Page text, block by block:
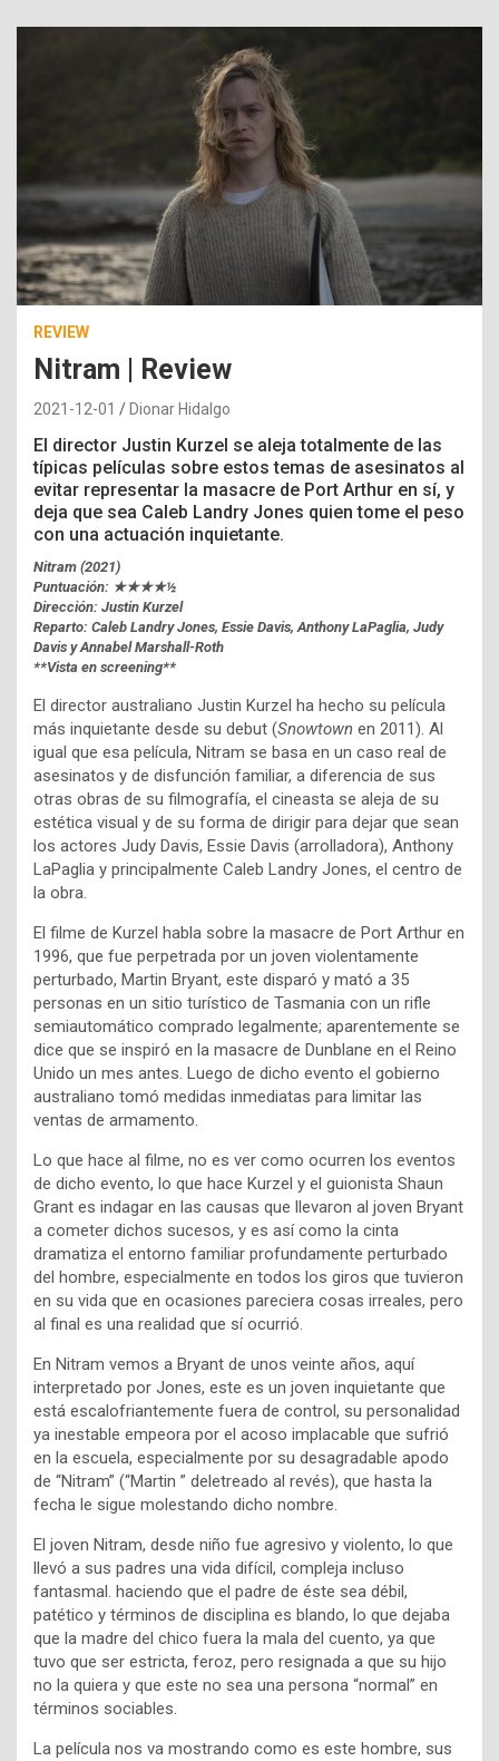
REVIEW
Nitram | Review
2021-12-01 Dionar Hidalgo
El director Justin Kurzel se aleja totalmente de las
típicas películas sobre estos temas de asesinatos al
evitar representar la masacre de Port Arthur en sí, y
deja que sea Caleb Landry Jones quien tome el peso
con una actuación inquietante.
Nitram (2021)
Puntuación: ★★★★½
Dirección: Justin Kurzel
Reparto: Caleb Landry Jones, Essie Davis, Anthony LaPaglia, Judy
Davis y Annabel Marshall-Roth
**Vista en screening**
El director australiano Justin Kurzel ha hecho su película
más inquietante desde su debut (Snowtown en 2011). Al
igual que esa película, Nitram se basa en un caso real de
asesinatos y de disfunción familiar, a diferencia de sus
otras obras de su filmografía, el cineasta se aleja de su
estética visual y de su forma de dirigir para dejar que sean
los actores Judy Davis, Essie Davis (arrolladora), Anthony
LaPaglia y principalmente Caleb Landry Jones, el centro de
la obra.
El filme de Kurzel habla sobre la masacre de Port Arthur en
1996, que fue perpetrada por un joven violentamente
perturbado, Martin Bryant, este disparó y mató a 35
personas en un sitio turístico de Tasmania con un rifle
semiautomático comprado legalmente; aparentemente se
dice que se inspiró en la masacre de Dunblane en el Reino
Unido un mes antes. Luego de dicho evento el gobierno
australiano tomó medidas inmediatas para limitar las
ventas de armamento.
Lo que hace al filme, no es ver como ocurren los eventos
de dicho evento, lo que hace Kurzel y el guionista Shaun
Grant es indagar en las causas que llevaron al joven Bryant
a cometer dichos sucesos, y es así como la cinta
dramatiza el entorno familiar profundamente perturbado
del hombre, especialmente en todos los giros que tuvieron
en su vida que en ocasiones pareciera cosas irreales, pero
al final es una realidad que sí ocurrió.
En Nitram vemos a Bryant de unos veinte años, aquí
interpretado por Jones, este es un joven inquietante que
está escalofriantemente fuera de control, su personalidad
ya inestable empeora por el acoso implacable que sufrió
en la escuela, especialmente por su desagradable apodo
de “Nitram” (“Martin ” deletreado al revés), que hasta la
fecha le sigue molestando dicho nombre.
El joven Nitram, desde niño fue agresivo y violento, lo que
llevó a sus padres una vida difícil, compleja incluso
fantasmal. haciendo que el padre de éste sea débil,
patético y términos de disciplina es blando, lo que dejaba
que la madre del chico fuera la mala del cuento, ya que
tuvo que ser estricta, feroz, pero resignada a que su hijo
no la quiera y que este no sea una persona “normal” en
términos sociables.
La película nos va mostrando como es este hombre, sus